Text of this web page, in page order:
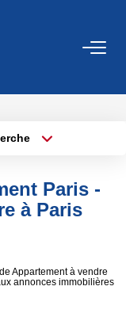
Paris -
à Paris
Appartement à vendre
annonces immobilières